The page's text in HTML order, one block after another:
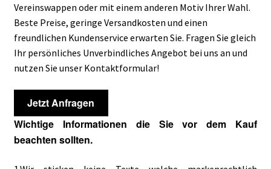
Vereinswappen oder mit einem anderen Motiv Ihrer Wahl.
Beste Preise, geringe Versandkosten und einen
freundlichen Kundenservice erwarten Sie. Fragen Sie gleich
Ihr persönliches Unverbindliches Angebot bei uns an und
nutzen Sie unser Kontaktformular!
Jetzt Anfragen
Wichtige Informationen die Sie vor dem Kauf
beachten sollten.